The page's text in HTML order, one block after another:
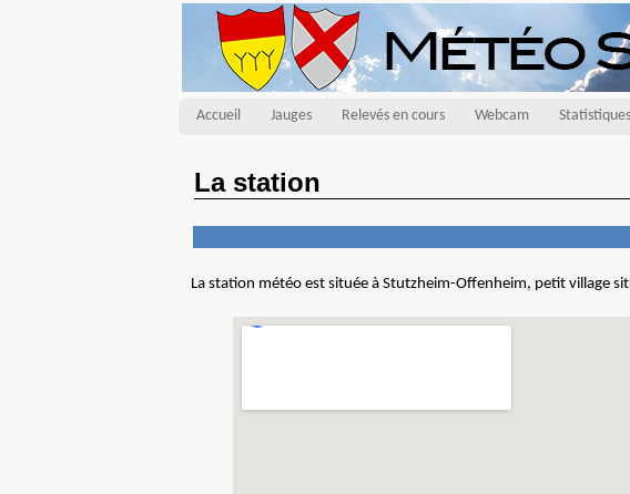
Accueil Jauges Relevés en cours Webcam Statistiques
La station
La station météo est située à Stutzheim-Offenheim, petit village